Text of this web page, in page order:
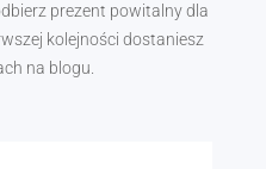
prezent powitalny dla
kolejności dostaniesz
na blogu.